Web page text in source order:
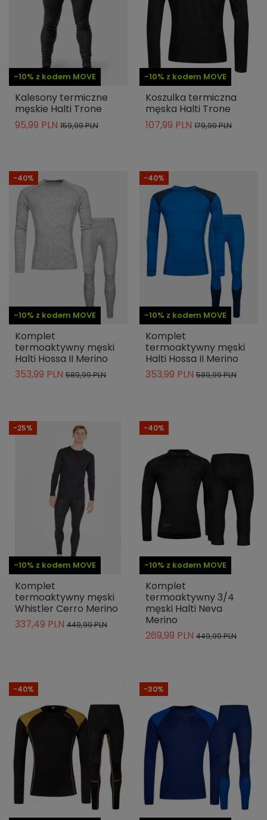
-10% z kodem MOVE
Kalesony termiczne
męskie Halti Trone
95,99 PLN 159,99 PLN
-10% z kodem MOVE
Koszulka termiczna
męska Halti Trone
107,99 PLN 179,99 PLN
-10% z kodem MOVE
-40%
Komplet
termoaktywny męski
Halti Hossa II Merino
353,99 PLN 589,99 PLN
-10% z kodem MOVE
-40%
Komplet
termoaktywny męski
Halti Hossa II Merino
353,99 PLN 589,99 PLN
-10% z kodem MOVE
-25%
Komplet
termoaktywny męski
Whistler Cerro Merino
337,49 PLN 449,99 PLN
-10% z kodem MOVE
-40%
Komplet
termoaktywny 3/4
męski Halti Neva
Merino
269,99 PLN 449,99 PLN
-40% -30%